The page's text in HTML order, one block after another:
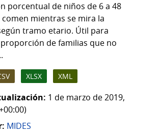
porcentual de niños de 6 a 48
comen mientras se mira la
tramo etario. Útil para
de familias que no
XLSX XML
1 de marzo de 2019,
MIDES